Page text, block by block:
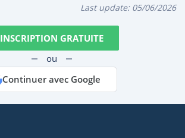
Last update: 05/06/2026
INSCRIPTION GRATUITE
ou
Continuer avec Google